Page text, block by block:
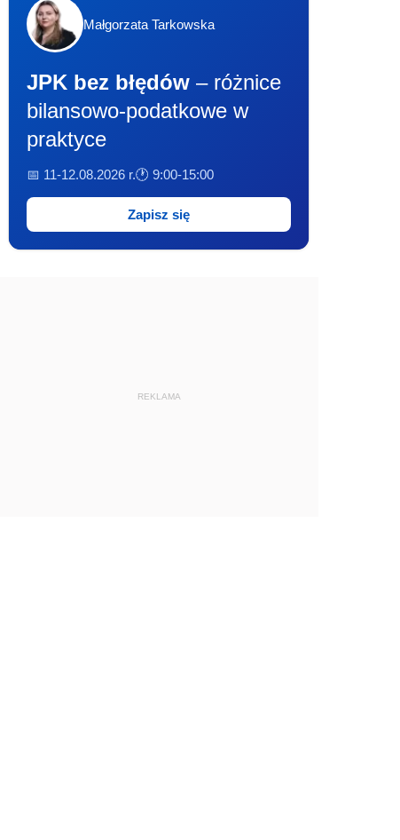
Małgorzata Tarkowska
JPK bez błędów – różnice
bilansowo-podatkowe w
praktyce
📅 11-12.08.2026 r.🕐 9:00-15:00
Zapisz się
REKLAMA